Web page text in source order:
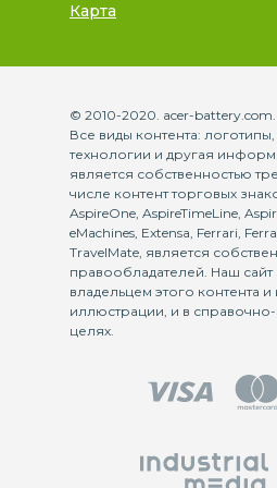
Карта
© 2010-2020. acer-
Все виды контента:
технологии и другая
является собственностью
числе контент торговых
AspireOne, AspireTimeLine,
eMachines, Extensa, Ferrari,
TravelMate, является
правообладателей. Наш сайт
владельцем этого контента
иллюстрации, и в
целях.